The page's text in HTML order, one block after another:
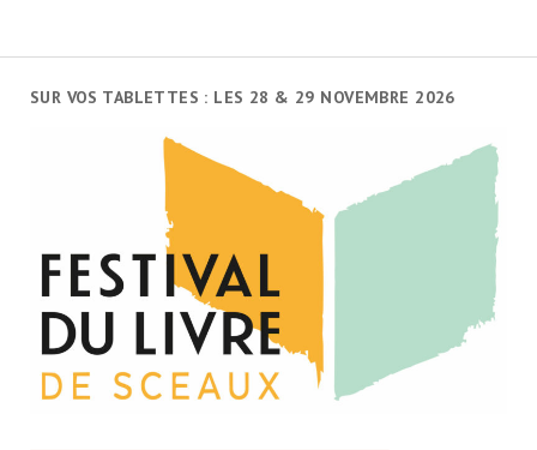
SUR VOS TABLETTES : LES 28 & 29 NOVEMBRE 2026